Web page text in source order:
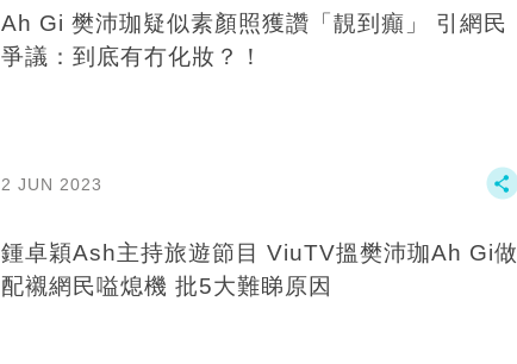
Ah Gi 樊沛珈疑似素顏照獲讚「靚到癲」 引網民
爭議：到底有冇化妝？！
2 JUN 2023
鍾卓穎Ash主持旅遊節目 ViuTV搵樊沛珈Ah Gi做
配襯網民嗌熄機 批5大難睇原因